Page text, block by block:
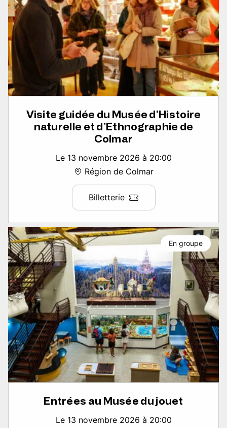
Visite guidée du Musée d’Histoire
naturelle et d’Ethnographie de
Colmar
Le 13 novembre 2026 à 20:00
Région de Colmar
Billetterie
Entrées au Musée du jouet
Le 13 novembre 2026 à 20:00
En groupe